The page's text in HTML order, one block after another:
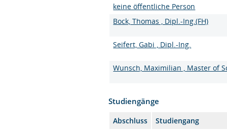
keine öffentliche Person
Bock, Thomas , Dipl.-Ing.(FH)
Seifert, Gabi , Dipl.-Ing.
Wunsch, Maximilian , Master of
Studiengänge
Abschluss
Studiengang